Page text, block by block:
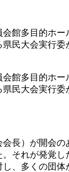
館多目的ホ
民大会実行
館多目的ホ
民大会実行
長）が開会の
それが発覚
、多くの団